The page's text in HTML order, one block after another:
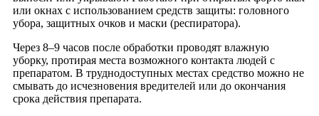
или окнах с использованием средств защиты: головного
убора, защитных очков и маски (респиратора).
Через 8–9 часов после обработки проводят влажную
уборку, протирая места возможного контакта людей с
препаратом. В труднодоступных местах средство можно не
смывать до исчезновения вредителей или до окончания
срока действия препарата.